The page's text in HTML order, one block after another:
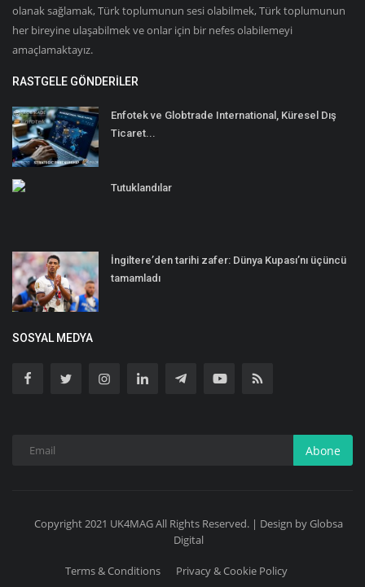
Galeri
İletişim
Dilim
English Turkish
olanak sağlamak, Türk toplumunun sesi olabilmek, Türk toplumunun
her bireyine ulaşabilmek ve onlar için bir nefes olabilemeyi
amaçlamaktayız.
RASTGELE GÖNDERILER
Enfotek ve Globtrade International, Küresel Dış
Ticaret...
Tutuklandılar
İngiltere’den tarihi zafer: Dünya Kupası’nı üçüncü
tamamladı
SOSYAL MEDYA
Abone
Copyright 2021 UK4MAG All Rights Reserved. | Design by Globsa
Digital
Terms & Conditions Privacy & Cookie Policy